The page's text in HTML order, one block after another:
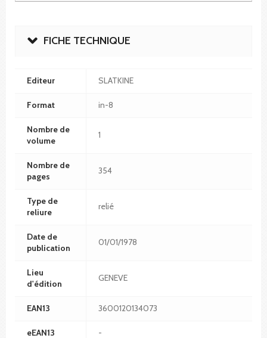
FICHE TECHNIQUE
Editeur SLATKINE
Format in-8
Nombre de
volume
1
Nombre de
pages
354
Type de
reliure
relié
Date de
publication
01/01/1978
Lieu
d'édition
GENEVE
EAN13 3600120134073
eEAN13 -